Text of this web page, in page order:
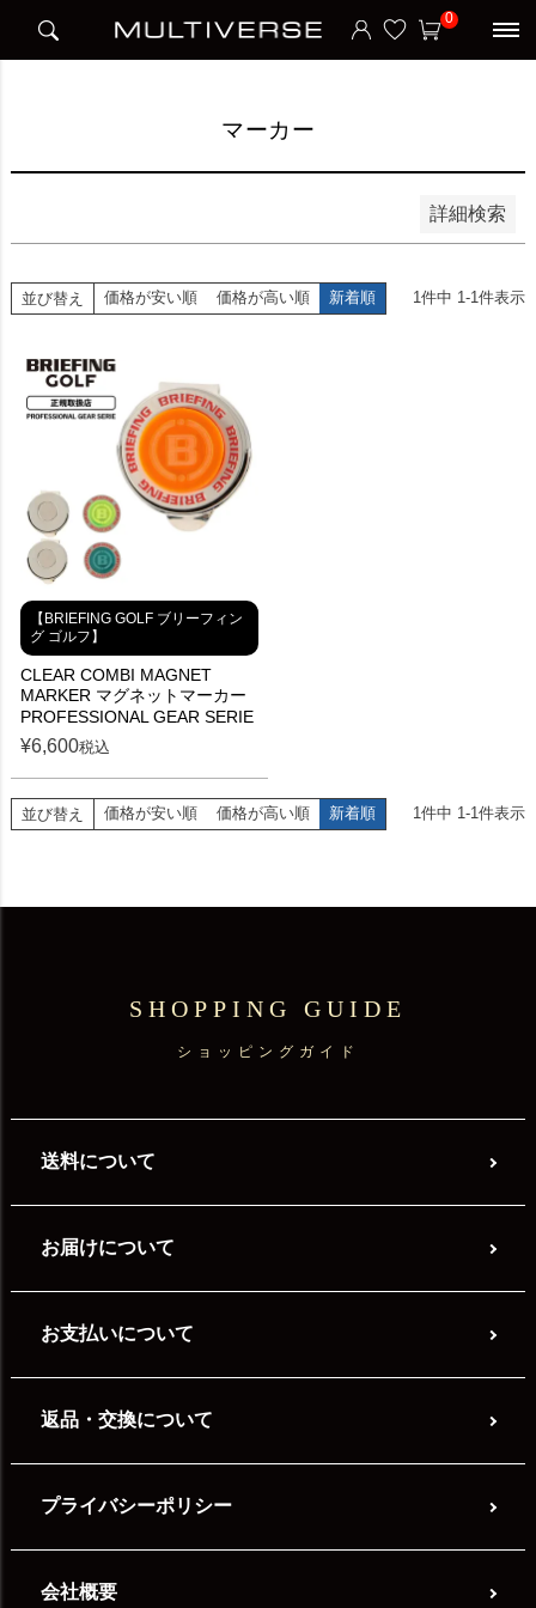
0
マーカー
詳細検索
並び順
新着順
並び替え 価格が安い順 価格が高い順 新着順 1件中 1-1件表示
【BRIEFING GOLF ブリーフィン
グ ゴルフ】
CLEAR COMBI MAGNET
MARKER マグネットマーカー
PROFESSIONAL GEAR SERIE
¥6,600税込
並び替え 価格が安い順 価格が高い順 新着順 1件中 1-1件表示
SHOPPING GUIDE
ショッピングガイド
送料について
お届けについて
お支払いについて
返品・交換について
プライバシーポリシー
会社概要